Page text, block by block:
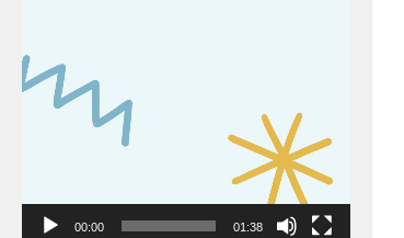
00:00 01:38